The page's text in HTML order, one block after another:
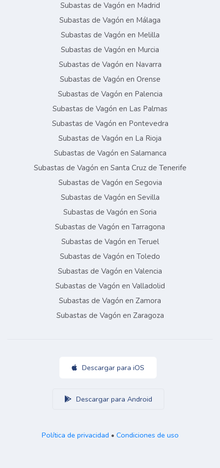
Subastas de Vagón en Madrid
Subastas de Vagón en Málaga
Subastas de Vagón en Melilla
Subastas de Vagón en Murcia
Subastas de Vagón en Navarra
Subastas de Vagón en Orense
Subastas de Vagón en Palencia
Subastas de Vagón en Las Palmas
Subastas de Vagón en Pontevedra
Subastas de Vagón en La Rioja
Subastas de Vagón en Salamanca
Subastas de Vagón en Santa Cruz de Tenerife
Subastas de Vagón en Segovia
Subastas de Vagón en Sevilla
Subastas de Vagón en Soria
Subastas de Vagón en Tarragona
Subastas de Vagón en Teruel
Subastas de Vagón en Toledo
Subastas de Vagón en Valencia
Subastas de Vagón en Valladolid
Subastas de Vagón en Zamora
Subastas de Vagón en Zaragoza
Descargar para iOS
Descargar para Android
Política de privacidad • Condiciones de uso